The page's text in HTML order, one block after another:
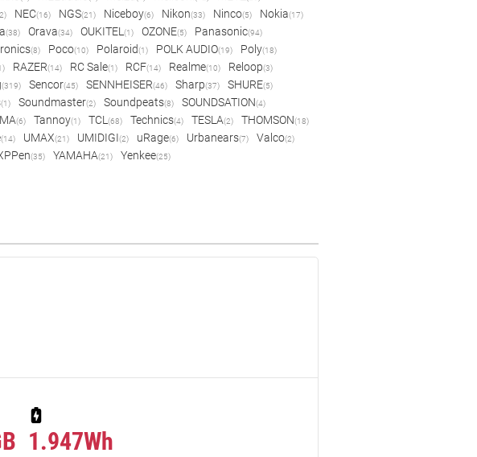
NEC(16) NGS(21) Niceboy(6) Nikon(33) Ninco(5) Nokia(17)
(38) Orava(34) OUKITEL(1) OZONE(5) Panasonic(94)
(8) Poco(10) Polaroid(1) POLK AUDIO(19) Poly(18)
RAZER(14) RC Sale(1) RCF(14) Realme(10) Reloop(3)
(319) Sencor(45) SENNHEISER(46) Sharp(37) SHURE(5)
(1) Soundmaster(2) Soundpeats(8) SOUNDSATION(4)
(6) Tannoy(1) TCL(68) Technics(4) TESLA(2) THOMSON(18)
(14) UMAX(21) UMIDIGI(2) uRage(6) Urbanears(7) Valco(2)
(35) YAMAHA(21) Yenkee(25)
1.947Wh